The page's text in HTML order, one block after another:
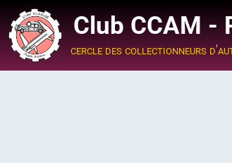
Club CCAM -
cercle des collectionneurs